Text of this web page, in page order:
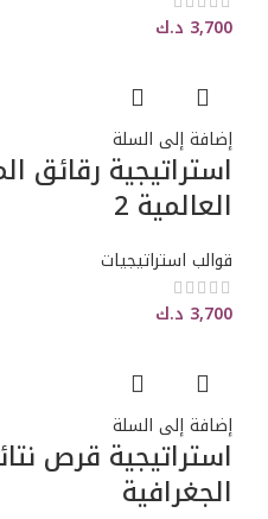
3,700 د.ك
إضافة إلى السلة
استراتيجية رقائق
العالمية 2
قوالب استراتيجيات
3,700 د.ك
إضافة إلى السلة
استراتيجية قرص
الجغرافية